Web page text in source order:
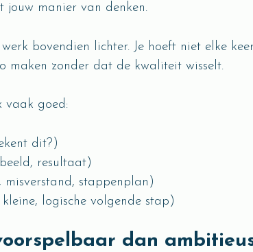
manier van denken.
bovendien lichter. Je hoeft niet elke
maken zonder dat de kwaliteit wisselt.
vaak goed:
dit?)
resultaat)
misverstand, stappenplan)
kleine, logische volgende stap)
dan